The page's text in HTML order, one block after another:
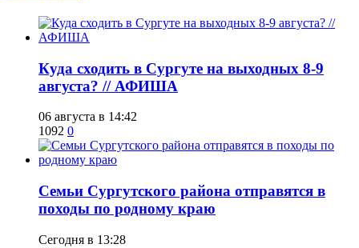
​Куда сходить в Сургуте на выходных 8-9
августа? // АФИША
06 августа в 14:42
1092 0
​Семьи Сургутского района отправятся в
походы по родному краю
Сегодня в 13:28